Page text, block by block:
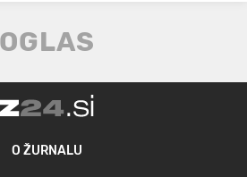
O ŽURNALU